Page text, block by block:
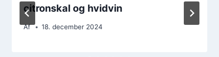
citronskal og hvidvin
Af 18. december 2024